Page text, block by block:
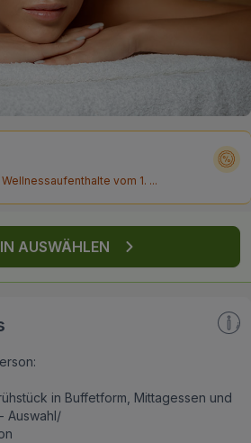
vom 1. ...
AUSWÄHLEN
in Buffetform, Mittagessen und
Auswahl/